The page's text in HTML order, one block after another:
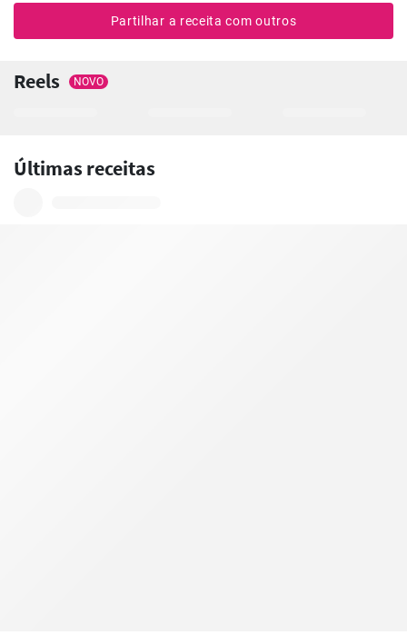
Partilhar a receita com outros
Reels NOVO
Últimas receitas